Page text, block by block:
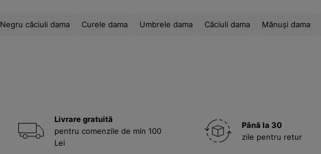
Negru căciuli dama Curele dama Umbrele dama Căciuli dama Mănuși dama
Livrare gratuită
pentru comenzile de min 100
Lei
Până la 30
zile pentru retur